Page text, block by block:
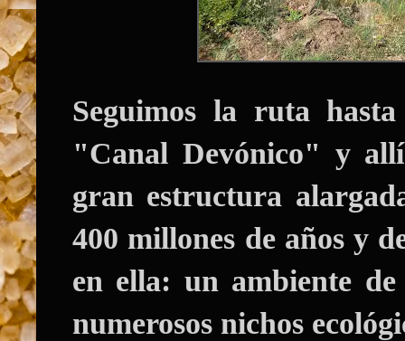
Seguimos la ruta
"Canal Devónico" y
gran estructura
400 millones de años y
en ella: un ambiente
numerosos nichos